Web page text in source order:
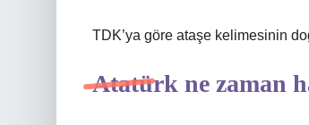
TDK’ya göre ataşe kelimesinin
Atatürk ne zaman